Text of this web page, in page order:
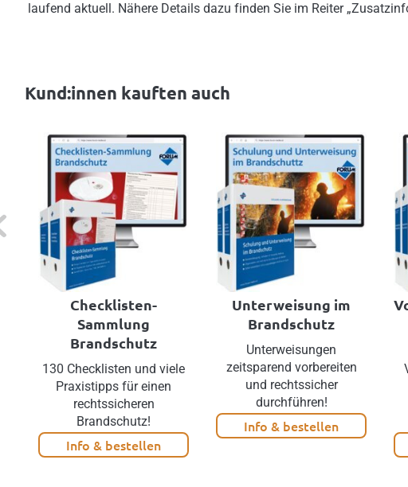
laufend aktuell. Nähere Details dazu finden Sie im Reiter
Kund:innen kauften auch
Checklisten-
Sammlung
Brandschutz
130 Checklisten und viele
Praxistipps für einen
rechtssicheren
Brandschutz!
Info & bestellen
Unterweisung im
Brandschutz
Unterweisungen
zeitsparend vorbereiten
und rechtssicher
durchführen!
Info & bestellen